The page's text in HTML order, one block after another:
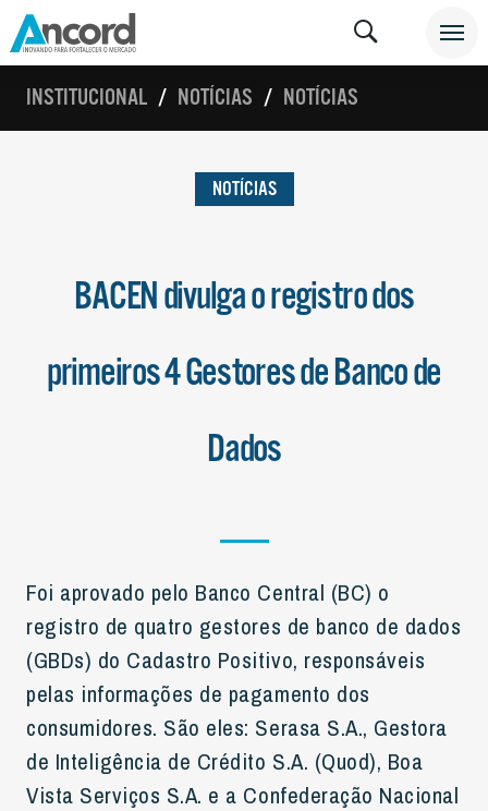
INSTITUCIONAL NOTÍCIAS NOTÍCIAS
NOTÍCIAS
BACEN divulga o registro dos
primeiros 4 Gestores de Banco de
Dados
Foi aprovado pelo Banco Central (BC) o
registro de quatro gestores de banco de dados
(GBDs) do Cadastro Positivo, responsáveis
pelas informações de pagamento dos
consumidores. São eles: Serasa S.A., Gestora
de Inteligência de Crédito S.A. (Quod), Boa
Vista Serviços S.A. e a Confederação Nacional